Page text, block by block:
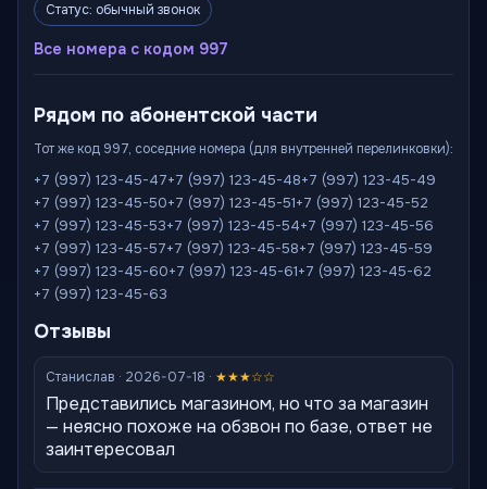
Статус: обычный звонок
Все номера с кодом 997
Рядом по абонентской части
Тот же код 997, соседние номера (для внутренней перелинковки):
+7 (997) 123-45-47+7 (997) 123-45-48+7 (997) 123-45-49
+7 (997) 123-45-50+7 (997) 123-45-51+7 (997) 123-45-52
+7 (997) 123-45-53+7 (997) 123-45-54+7 (997) 123-45-56
+7 (997) 123-45-57+7 (997) 123-45-58+7 (997) 123-45-59
+7 (997) 123-45-60+7 (997) 123-45-61+7 (997) 123-45-62
+7 (997) 123-45-63
Отзывы
Станислав · 2026-07-18 · ★★★☆☆
Представились магазином, но что за магазин
— неясно похоже на обзвон по базе, ответ не
заинтересовал